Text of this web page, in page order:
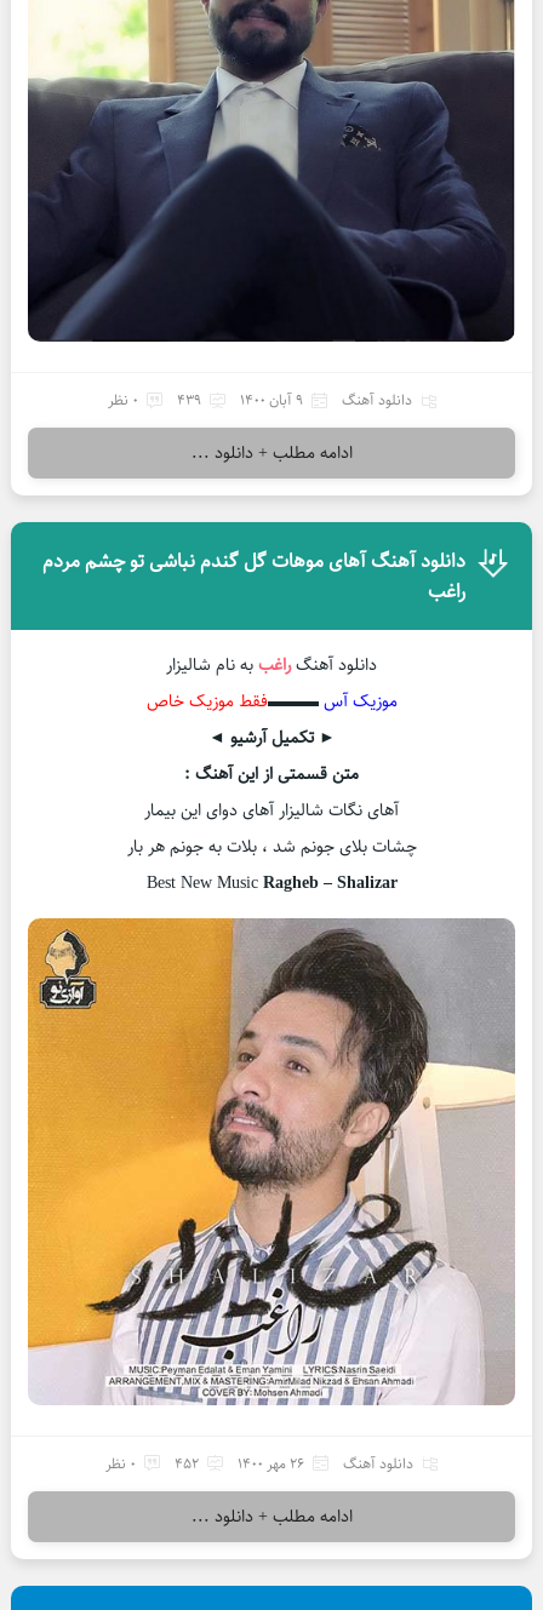
دانلود آهنگ 9 آبان 1400 439 0 نظر
ادامه مطلب + دانلود ...
دانلود آهنگ آهای موهات گل گندم نباشی تو چشم مردم
راغب
دانلود آهنگراغببه نام شالیزار
موزیک آس▬▬▬فقط موزیک خاص
► تکمیل آرشیو ◄
متن قسمتی از این آهنگ :
آهای نگات شالیزار آهای دوای این بیمار
چشات بلای جونم شد ، بلات به جونم هر بار
Best New MusicRagheb – Shalizar
دانلود آهنگ 26 مهر 1400 452 0 نظر
ادامه مطلب + دانلود ...